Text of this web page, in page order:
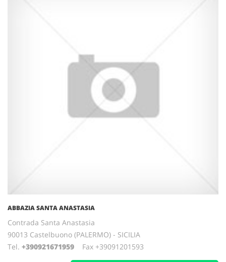
ABBAZIA SANTA ANASTASIA
Contrada Santa Anastasia
90013 Castelbuono (PALERMO) - SICILIA
Tel. +390921671959 Fax +39091201593